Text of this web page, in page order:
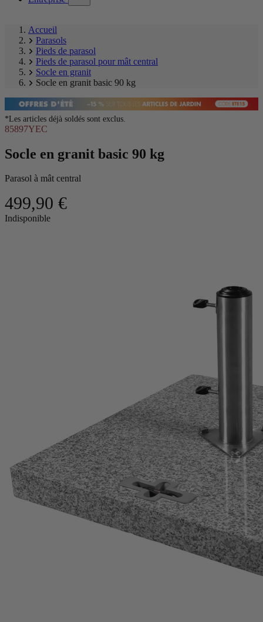
submenu)
Accueil
Parasols
Pieds de parasol
Pieds de parasol pour mât central
Socle en granit
Socle en granit basic 90 kg
*Les articles déjà soldés sont exclus.
85897YEC
Socle en granit basic 90 kg
Parasol à mât central
499,90 €
Ignorer
Indisponible